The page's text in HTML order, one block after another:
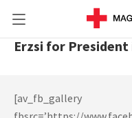
Erzsi for
[av_fb_gallery